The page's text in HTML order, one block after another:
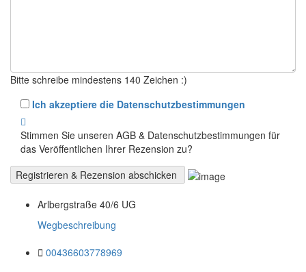
Bitte schreibe mindestens 140 Zeichen :)
Ich akzeptiere die Datenschutzbestimmungen
Stimmen Sie unseren AGB & Datenschutzbestimmungen für
das Veröffentlichen Ihrer Rezension zu?
Arlbergstraße 40/6 UG
Wegbeschreibung
00436603778969